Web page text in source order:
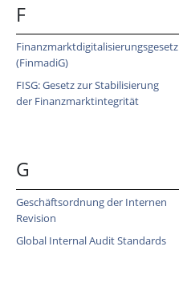
F
Finanzmarktdigitalisierungsgesetz
(FinmadiG)
FISG: Gesetz zur Stabilisierung
der Finanzmarktintegrität
G
Geschäftsordnung der Internen
Revision
Global Internal Audit Standards